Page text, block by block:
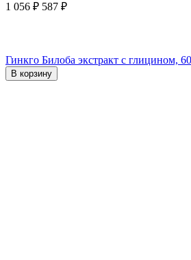
1 056 ₽ 587 ₽
Гинкго Билоба экстракт с глицином,
В корзину